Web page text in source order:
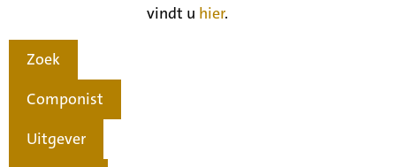
vindt u hier.
Zoek
Componist
Uitgever